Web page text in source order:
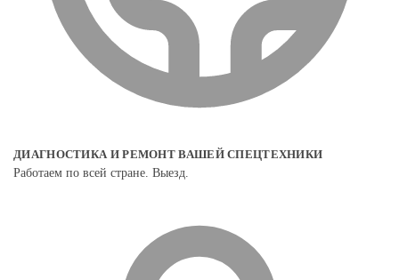
ДИАГНОСТИКА И РЕМОНТ ВАШЕЙ СПЕЦТЕХНИКИ
Работаем по всей стране. Выезд.